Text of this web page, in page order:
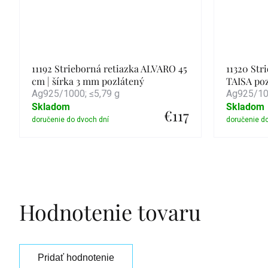
11192 Strieborná retiazka ALVARO 45
cm | šírka 3 mm pozlátený
Ag925/1000; ≤5,79 g
€117
Skladom
11320
TAISA
Ag925/
Skladom
Hodnotenie tovaru
Pridať hodnotenie